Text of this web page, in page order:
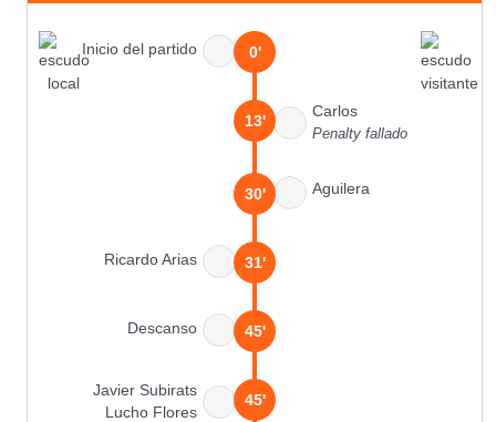
Inicio del partido 0'
Carlos
Penalty fallado
13'
Aguilera
30'
Ricardo Arias 31'
Descanso 45'
Javier Subirats
Lucho Flores
45'